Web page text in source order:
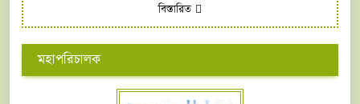
বিস্তারিত
মহাপরিচালক